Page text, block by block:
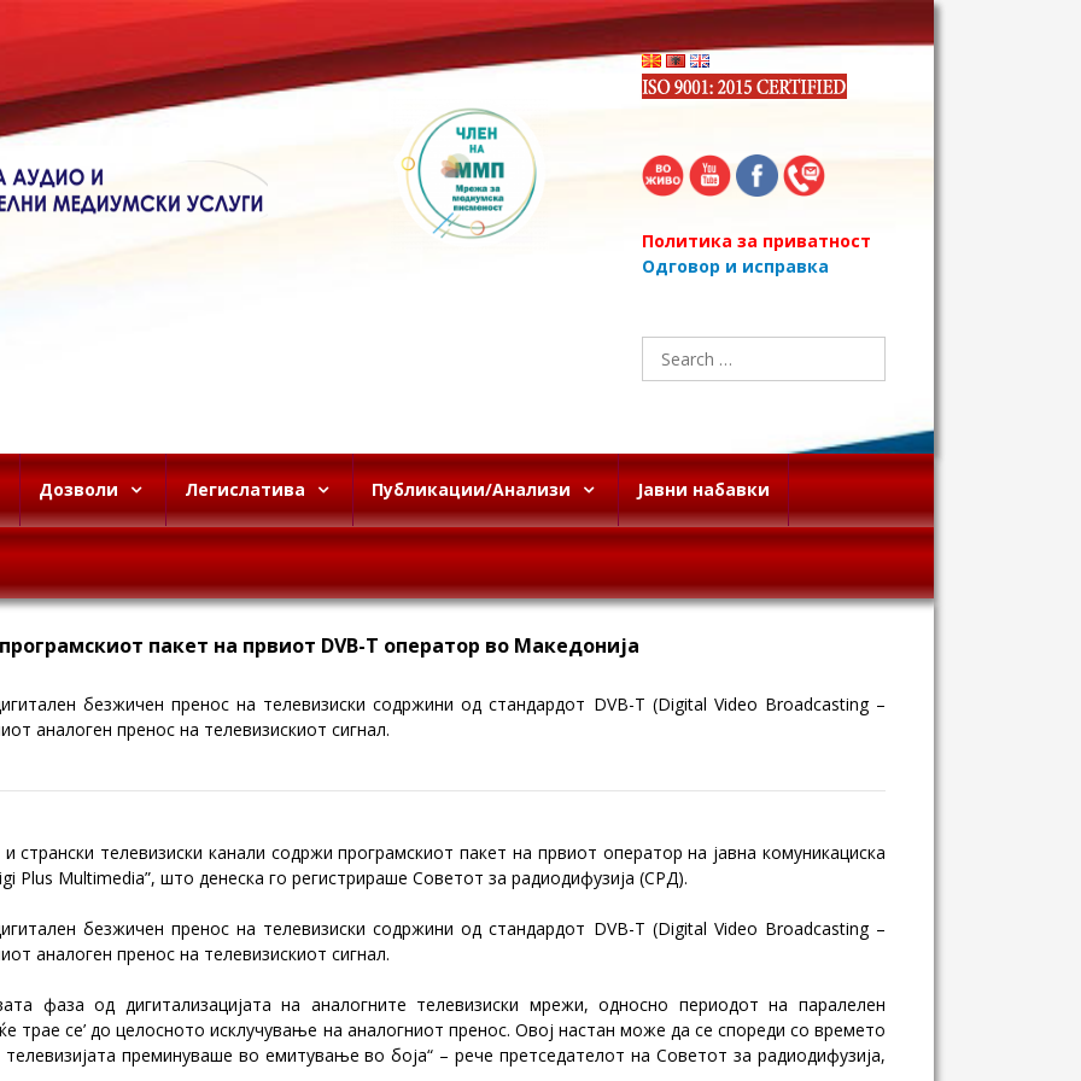
Политика за приватност
Одговор и исправка
Search
for:
Дозволи Легислатива Публикации/Анализи Јавни набавки
пакет на првиот DVB-T оператор во Македонија
безжичен пренос на телевизиски содржини од стандардот DVB-T (Digital Video Broadcasting –
аналоген пренос на телевизискиот сигнал.
телевизиски канали содржи програмскиот пакет на првиот оператор на јавна комуникациска
Plus Multimedia”, што денеска го регистрираше Советот за радиодифузија (СРД).
безжичен пренос на телевизиски содржини од стандардот DVB-T (Digital Video Broadcasting –
аналоген пренос на телевизискиот сигнал.
фаза од дигитализацијата на аналогните телевизиски мрежи, односно периодот на паралелен
трае се’ до целосното исклучување на аналогниот пренос. Овој настан може да се спореди со времето
преминуваше во емитување во боја“ – рече претседателот на Советот за радиодифузија,